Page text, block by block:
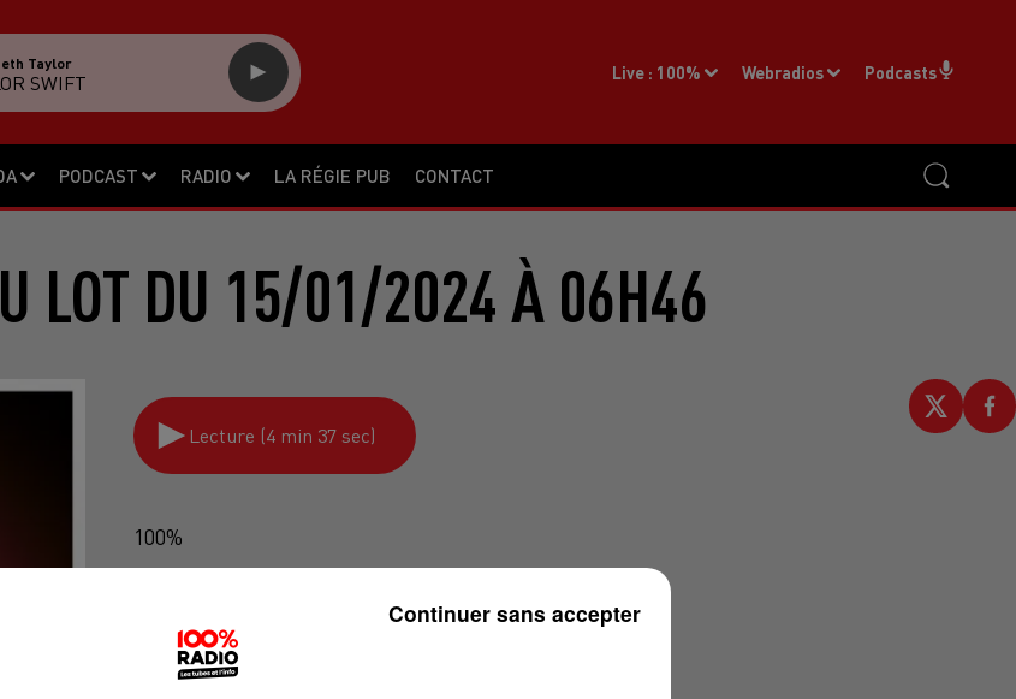
PODCAST RADIO LA RÉGIE PUB CONTACT
Live : 100% Webradios Podcasts
Taylor
SWIFT
LOT DU 15/01/2024 À 06H46
Lecture (4 min 37 sec)
100%
Continuer sans accepter